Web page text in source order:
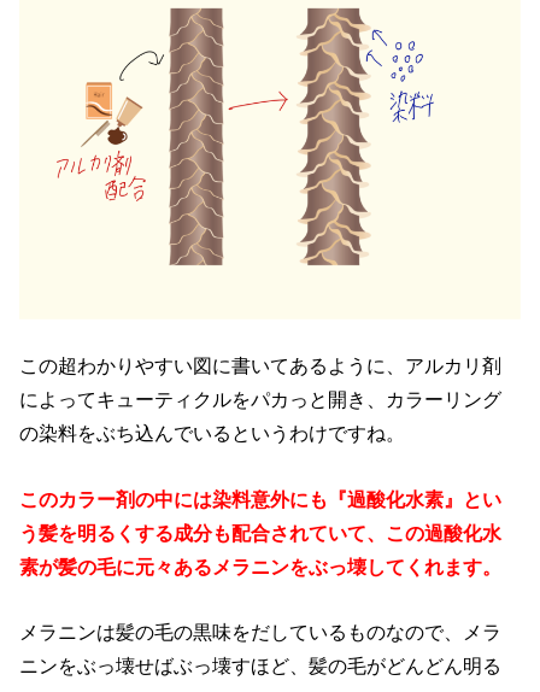
この超わかりやすい図に書いてあるように、アルカリ剤
によってキューティクルをパカっと開き、カラーリング
の染料をぶち込んでいるというわけですね。
このカラー剤の中には染料意外にも『過酸化水素』とい
う髪を明るくする成分も配合されていて、この過酸化水
素が髪の毛に元々あるメラニンをぶっ壊してくれます。
メラニンは髪の毛の黒味をだしているものなので、メラ
ニンをぶっ壊せばぶっ壊すほど、髪の毛がどんどん明る